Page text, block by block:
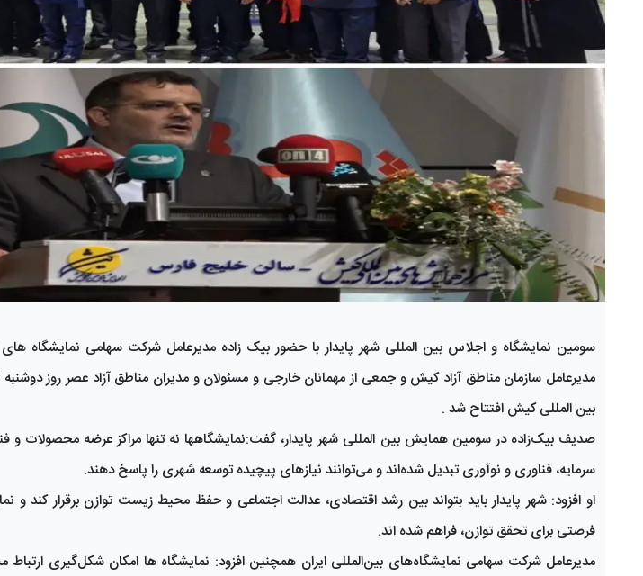
سومین نمایشگاه و اجلاس بین المللی شهر پایدار با حضور بیک زاده مدیرعامل شرکت سهامی نمایشگاه
بین المللی کیش افتتاح شد .
صدیف بیک‌زاده در سومین همایش بین المللی شهر پایدار، گفت:نمایشگاهها نه تنها مراکز عرضه محصولات و
سرمایه، فناوری و نوآوری تبدیل شده‌اند و می‌توانند نیاز‌های پیچیده توسعه شهری را پاسخ دهند.
او افزود: شهر پایدار باید بتواند بین رشد اقتصادی، عدالت اجتماعی و حفظ محیط زیست توازن برقرار کند و
فرصتی برای تحقق توازن، فراهم شده اند.
مدیرعامل شرکت سهامی نمایشگاه‌های بین‌المللی ایران همچنین افزود: نمایشگاه ها امکان شکل‌گیری ارتباط